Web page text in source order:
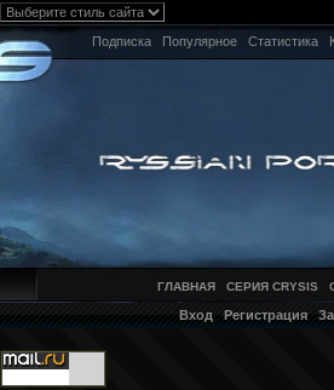
Подписка Популярное Статистика
ГЛАВНАЯ СЕРИЯ CRYSIS
Вход Регистрация